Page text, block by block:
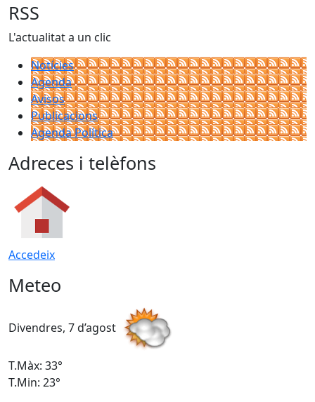
RSS
L'actualitat a un clic
Notícies
Agenda
Avisos
Publicacions
Agenda Política
Adreces i telèfons
Accedeix
Meteo
Divendres, 7 d’agost
T.Màx: 33°
T.Min: 23°